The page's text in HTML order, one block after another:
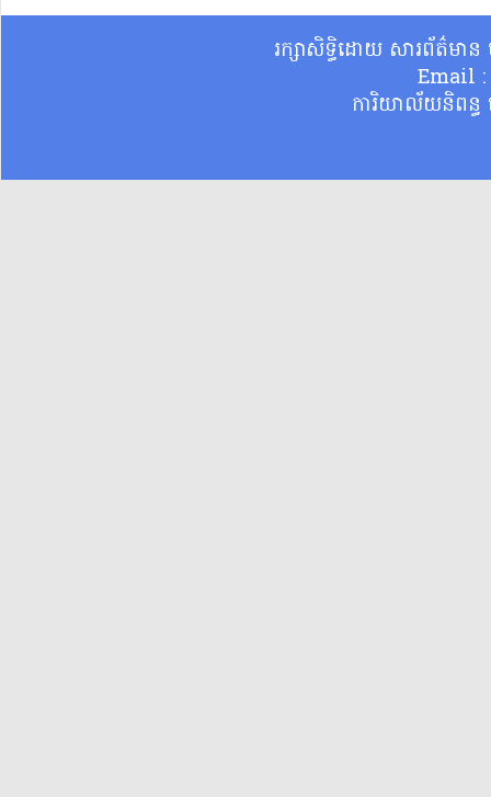
រក្សាសិទ្ធិដោយ សារព័ត៌មា
Email
ការិយាល័យនិពន្ធ